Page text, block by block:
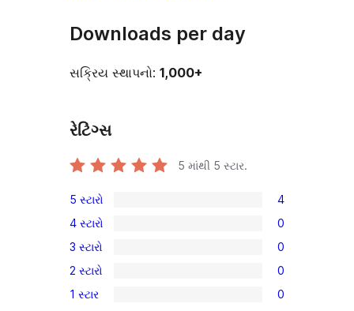
Downloads per day
સક્રિય સ્થાપનો: 1,000+
રેટિંગ્સ
5 માંથી 5 સ્ટાર.
4
5-
સ્ટાર
સમીક્ષાઓ
5 સ્ટારો 4
0
4-
સ્ટાર
સમીક્ષાઓ
4 સ્ટારો 0
0
3-
સ્ટાર
3 સ્ટારો 0
0
2-
2 સ્ટારો 0
0
1 સ્ટાર 0